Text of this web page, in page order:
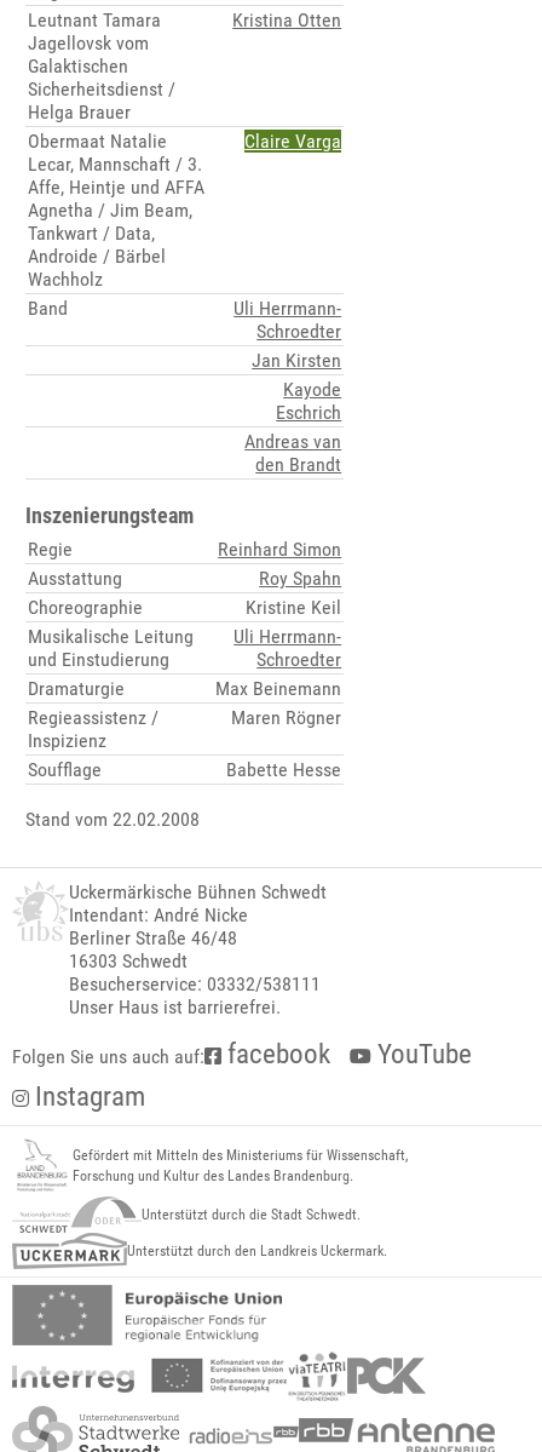
Leutnant Tamara
Jagellovsk vom
Galaktischen
Sicherheitsdienst /
Helga Brauer
Kristina Otten
Obermaat Natalie
Lecar, Mannschaft / 3.
Affe, Heintje und AFFA
Agnetha / Jim Beam,
Tankwart / Data,
Androide / Bärbel
Wachholz
Claire Varga
Band
Uli Herrmann-
Schroedter
Jan Kirsten
Kayode
Eschrich
Andreas van
den Brandt
Inszenierungsteam
Regie
Reinhard Simon
Ausstattung
Roy Spahn
Choreographie
Kristine Keil
Musikalische Leitung
und Einstudierung
Uli Herrmann-
Schroedter
Dramaturgie
Max Beinemann
Regieassistenz /
Inspizienz
Maren Rögner
Soufflage Babette Hesse
Stand vom 22.02.2008
Uckermärkische Bühnen Schwedt
Intendant: André Nicke
Berliner Straße 46/48
16303 Schwedt
Besucherservice: 03332/538111
Unser Haus ist barrierefrei.
Folgen Sie uns auch auf: facebook
YouTube
Instagram
Gefördert mit Mitteln des Ministeriums für Wissenschaft,
Forschung und Kultur des Landes Brandenburg.
Unterstützt durch die Stadt Schwedt.
Unterstützt durch den Landkreis Uckermark.